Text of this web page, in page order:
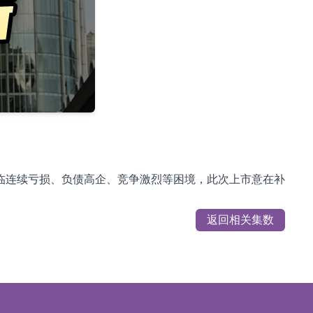
续亏损、负债高企、竞争激烈等困境，此次上市意在补
返回相关集数